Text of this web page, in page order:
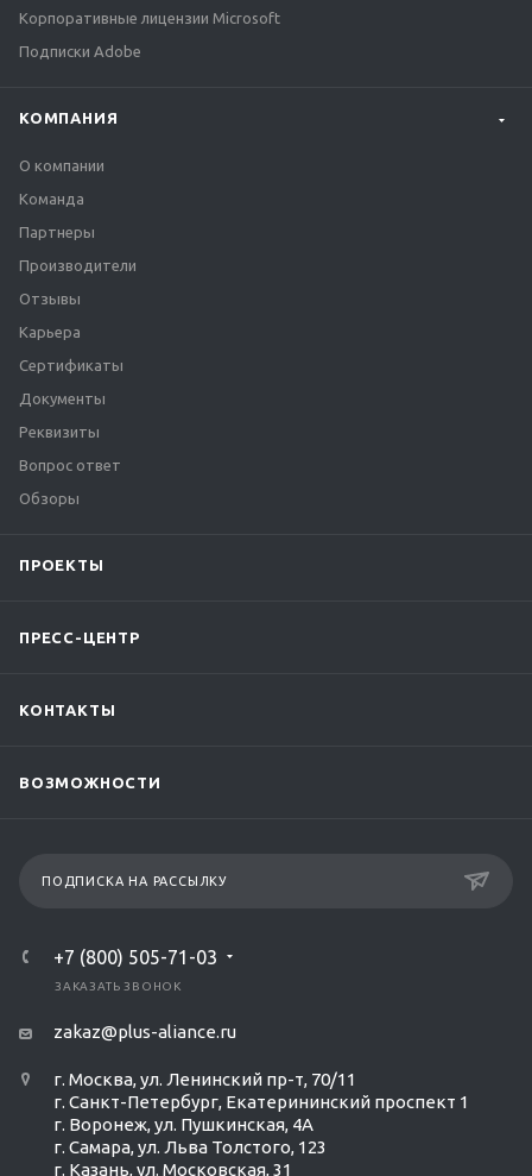
Корпоративные лицензии Microsoft
Подписки Adobe
КОМПАНИЯ
О компании
Команда
Партнеры
Производители
Отзывы
Карьера
Сертификаты
Документы
Реквизиты
Вопрос ответ
Обзоры
ПРОЕКТЫ
ПРЕСС-ЦЕНТР
КОНТАКТЫ
ВОЗМОЖНОСТИ
ПОДПИСКА НА РАССЫЛКУ
+7 (800) 505-71-03
ЗАКАЗАТЬ ЗВОНОК
zakaz@plus-aliance.ru
г. Москва, ул. Ленинский пр-т, 70/11
г. Санкт-Петербург, Екатерининский проспект 1
г. Воронеж, ул. Пушкинская, 4А
г. Самара, ул. Льва Толстого, 123
г. Казань, ул. Московская, 31